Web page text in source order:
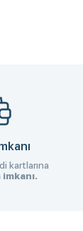
kartlarına